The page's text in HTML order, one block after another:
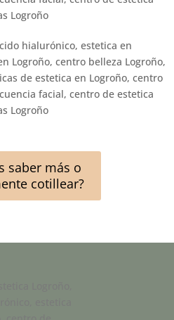
saber más o
cotillear?